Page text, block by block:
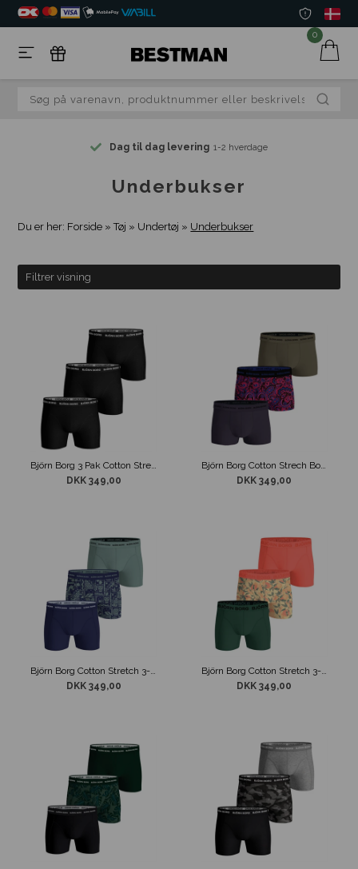
0
Dag til dag levering 1-2 hverdage
Underbukser
Du er her: Forside »Tøj » Undertøj » Underbukser
Filtrer visning
Björn Borg 3 Pak Cotton Stretch Boxershorts Sort
DKK 349,00
Björn Borg Cotton Strech Boxer Brief 3-Pack Underbukser Grå / Pink / Grøn
DKK 349,00
DKK 349,00
Björn Borg Cotton Stretch 3-Pack Boxershorts Orange / Grøn
DKK 349,00